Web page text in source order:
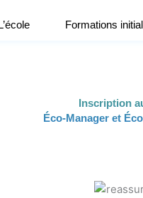
Formations
Inscription
Éco-Manager et